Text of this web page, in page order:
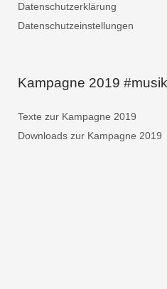
Datenschutzerklärung
Datenschutzeinstellungen
Kampagne 2019
Texte zur Kampagne 2019
Downloads zur Kampagne 2019